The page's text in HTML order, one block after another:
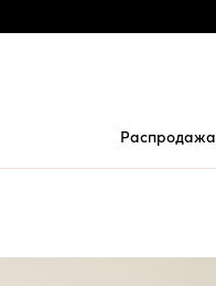
Распродажа